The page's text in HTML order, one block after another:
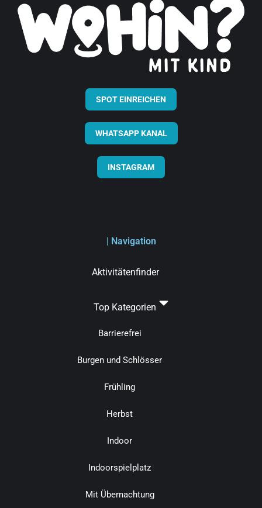
SPOT EINREICHEN
WHATSAPP KANAL
INSTAGRAM
| Navigation
Aktivitätenfinder
Top Kategorien
Barrierefrei
Burgen und Schlösser
Frühling
Herbst
Indoor
Indoorspielplatz
Mit Übernachtung